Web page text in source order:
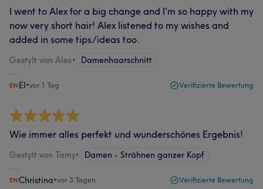
I went to Alex for a big change and I'm so happy with my
now very short hair! Alex listened to my wishes and
added in some tips/ideas too.
Gestylt von Alex• Damenhaarschnitt
El•vor 1 Tag Verifizierte Bewertung
Wie immer alles perfekt und wunderschönes Ergebnis!
Gestylt von Tamy• Damen - Strähnen ganzer Kopf
Christina•vor 3 Tagen Verifizierte Bewertung